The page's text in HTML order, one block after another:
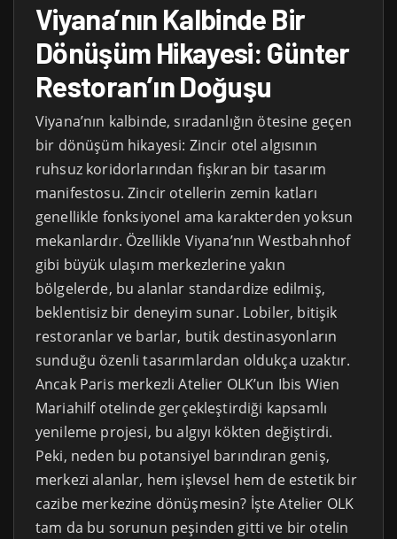
Viyana’nın Kalbinde Bir
Dönüşüm Hikayesi: Günter
Restoran’ın Doğuşu
Viyana’nın kalbinde, sıradanlığın ötesine geçen
bir dönüşüm hikayesi: Zincir otel algısının
ruhsuz koridorlarından fışkıran bir tasarım
manifestosu. Zincir otellerin zemin katları
genellikle fonksiyonel ama karakterden yoksun
mekanlardır. Özellikle Viyana’nın Westbahnhof
gibi büyük ulaşım merkezlerine yakın
bölgelerde, bu alanlar standardize edilmiş,
beklentisiz bir deneyim sunar. Lobiler, bitişik
restoranlar ve barlar, butik destinasyonların
sunduğu özenli tasarımlardan oldukça uzaktır.
Ancak Paris merkezli Atelier OLK’un Ibis Wien
Mariahilf otelinde gerçekleştirdiği kapsamlı
yenileme projesi, bu algıyı kökten değiştirdi.
Peki, neden bu potansiyel barındıran geniş,
merkezi alanlar, hem işlevsel hem de estetik bir
cazibe merkezine dönüşmesin? İşte Atelier OLK
tam da bu sorunun peşinden gitti ve bir otelin